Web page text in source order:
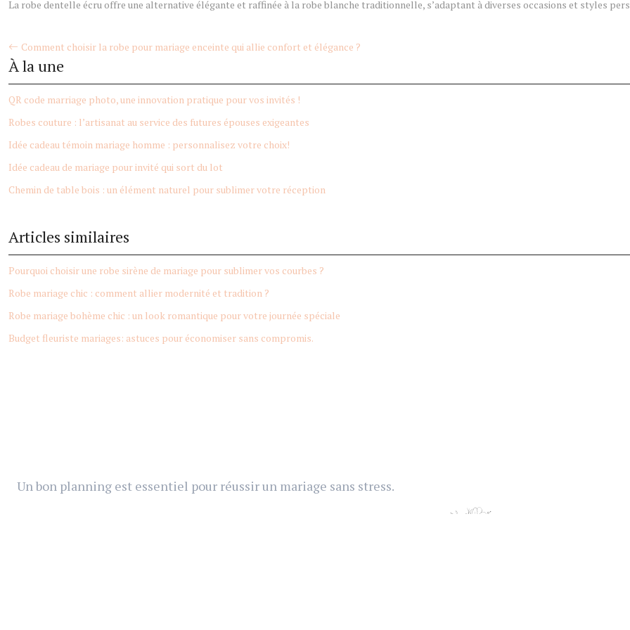
La robe dentelle écru offre une alternative élégante et raffinée à la robe blanche traditionnelle, s’adaptant à diverses occasions et styles
Comment choisir la robe pour mariage enceinte qui allie confort et élégance ?
À la une
QR code marriage photo, une innovation pratique pour vos invités !
Robes couture : l’artisanat au service des futures épouses exigeantes
Idée cadeau témoin mariage homme : personnalisez votre choix!
Idée cadeau de mariage pour invité qui sort du lot
Chemin de table bois : un élément naturel pour sublimer votre réception
Articles similaires
Pourquoi choisir une robe sirène de mariage pour sublimer vos courbes ?
Robe mariage chic : comment allier modernité et tradition ?
Robe mariage bohème chic : un look romantique pour votre journée spéciale
Budget fleuriste mariages: astuces pour économiser sans compromis.
Un bon planning est essentiel pour réussir un mariage sans stress.